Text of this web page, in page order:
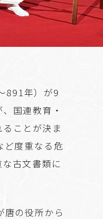
891年）が9
国連教育・
ことが決ま
ど度重なる危
古文書類に
の役所から